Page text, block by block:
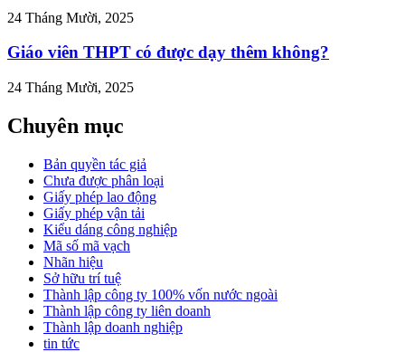
24 Tháng Mười, 2025
Giáo viên THPT có được dạy thêm không?
24 Tháng Mười, 2025
Chuyên mục
Bản quyền tác giả
Chưa được phân loại
Giấy phép lao động
Giấy phép vận tải
Kiểu dáng công nghiệp
Mã số mã vạch
Nhãn hiệu
Sở hữu trí tuệ
Thành lập công ty 100% vốn nước ngoài
Thành lập công ty liên doanh
Thành lập doanh nghiệp
tin tức